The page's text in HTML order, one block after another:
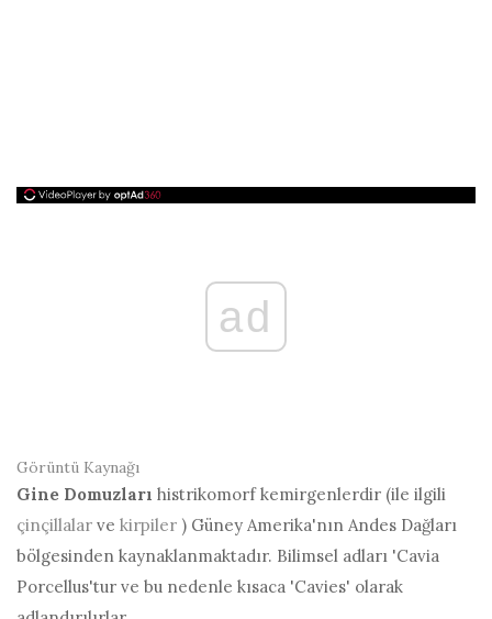
ad
Görüntü Kaynağı
Gine Domuzları histrikomorf kemirgenlerdir (ile ilgili
çinçillalar ve kirpiler ) Güney Amerika'nın Andes Dağları
bölgesinden kaynaklanmaktadır. Bilimsel adları 'Cavia
Porcellus'tur ve bu nedenle kısaca 'Cavies' olarak